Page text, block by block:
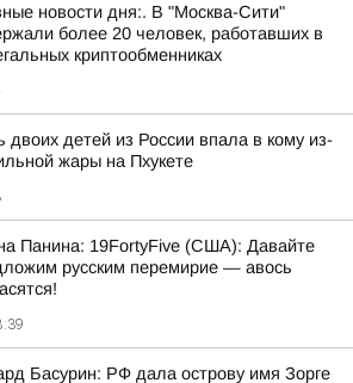
новости дня:. В "Москва-Сити"
более 20 человек, работавших в
криптообменниках
двоих детей из России впала в кому из-
жары на Пхукете
Панина: 19FortyFive (США): Давайте
русским перемирие — авось
Басурин: РФ дала острову имя Зорге